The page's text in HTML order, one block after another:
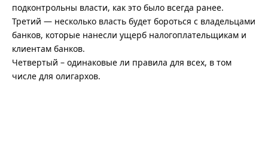
подконтрольны власти, как это было всегда ранее.
Третий — несколько власть будет бороться с владельцами
банков, которые нанесли ущерб налогоплательщикам и
клиентам банков.
Четвертый – одинаковые ли правила для всех, в том
числе для олигархов.